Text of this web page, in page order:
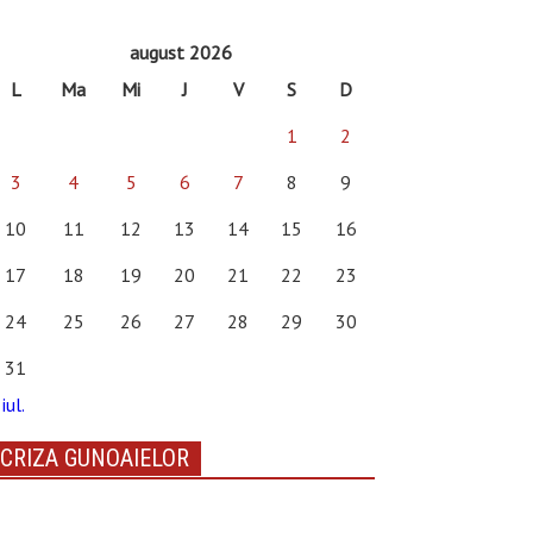
august 2026
L
Ma Mi J V S
D
1
2
3
4 5 6 7 8
9
10
11 12 13 14 15
16
17
18 19 20 21 22
23
24
25 26 27 28 29
30
31
CRIZA GUNOAIELOR